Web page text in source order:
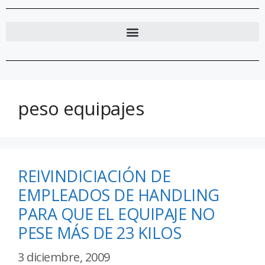
peso equipajes
REIVINDICIACIÓN DE
EMPLEADOS DE HANDLING
PARA QUE EL EQUIPAJE NO
PESE MÁS DE 23 KILOS
3 diciembre, 2009